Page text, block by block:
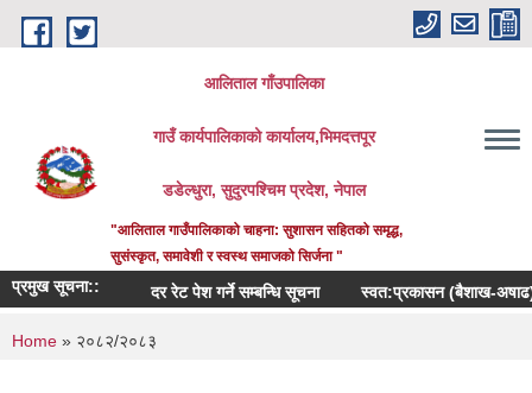
Skip to main content
आलिताल गाँउपालिका
गाउँ कार्यपालिकाको कार्यालय,भिमदत्तपूर
डडेल्धुरा, सुदुरपश्चिम प्रदेश, नेपाल
"आलिताल गाउँपालिकाको चाहना: सुशासन सहितको समृद्ध,
सुसंस्कृत, समावेशी र स्वस्थ समाजको सिर्जना "
प्रमुख सूचना:: दर रेट पेश गर्ने सम्बन्धि सूचना स्वत:प्रकासन (बैशाख-अषाढ)
You are here
Home » २०८२/२०८३